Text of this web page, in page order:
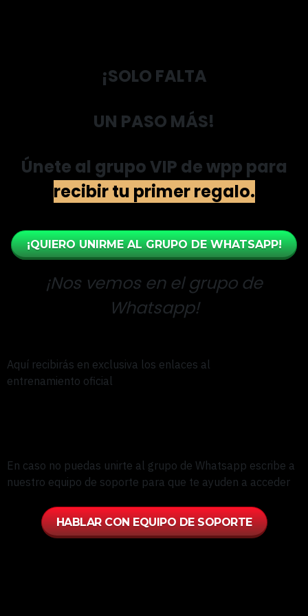
¡SOLO FALTA
UN PASO MÁS!
Únete al grupo VIP de wpp para
recibir tu primer regalo.
¡QUIERO UNIRME AL GRUPO DE WHATSAPP!
¡Nos vemos en el grupo de
Whatsapp!
Aquí recibirás en exclusiva los enlaces al
entrenamiento oficial
En caso no puedas unirte al grupo de Whatsapp escribe a
nuestro equipo de soporte para que te ayuden a acceder
HABLAR CON EQUIPO DE SOPORTE